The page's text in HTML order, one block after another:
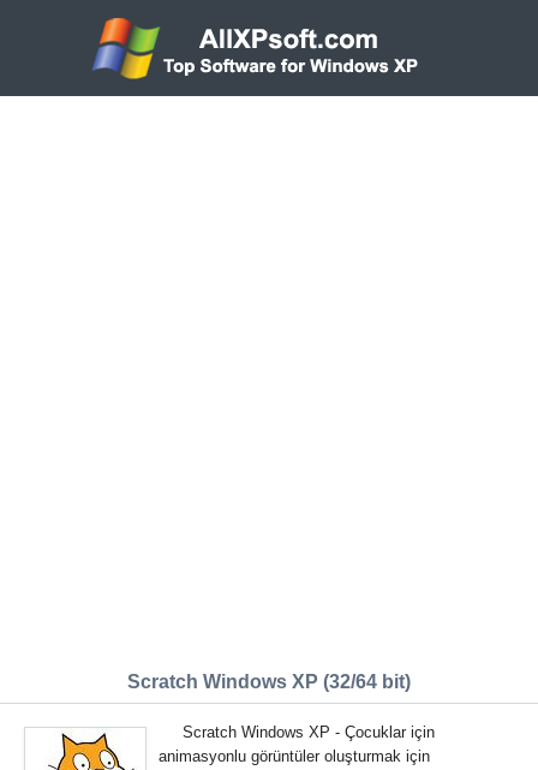
Scratch Windows XP (32/64 bit)
Scratch Windows XP - Çocuklar için
animasyonlu görüntüler oluşturmak için